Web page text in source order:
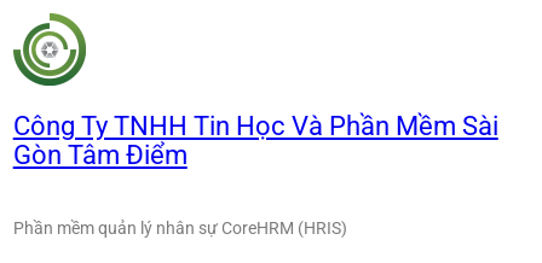
Chuyển
đến
phần
dung
Công Ty TNHH Tin Học Và Phần Mềm Sài
Gòn Tâm Điểm
Phần mềm quản lý nhân sự CoreHRM (HRIS)